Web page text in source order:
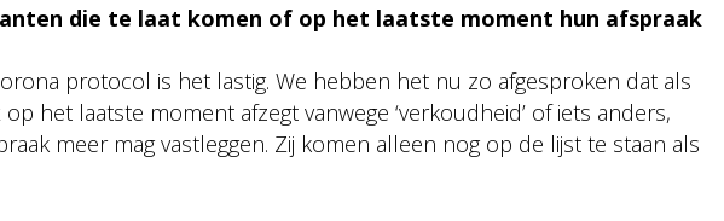
die te laat komen of op het laatste moment hun afspraak
protocol is het lastig. We hebben het nu zo afgesproken dat als
het laatste moment afzegt vanwege ‘verkoudheid’ of iets anders,
meer mag vastleggen. Zij komen alleen nog op de lijst te staan als